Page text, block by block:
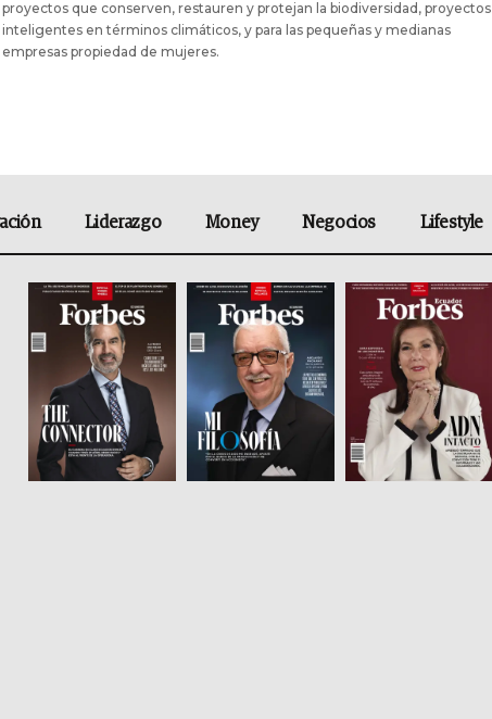
proyectos que conserven, restauren y protejan la biodiversidad, proyectos
inteligentes en términos climáticos, y para las pequeñas y medianas
empresas propiedad de mujeres.
Liderazgo Money Negocios Lifestyle